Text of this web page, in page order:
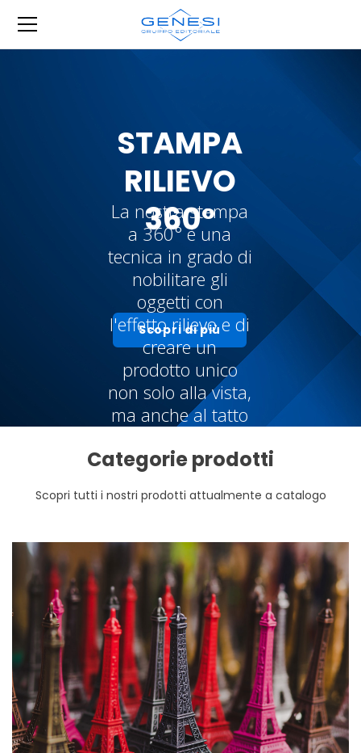
STAMPA
RILIEVO
360°
Scopri di più
La nostra stampa
a 360° è una
tecnica in grado di
nobilitare gli
oggetti con
l'effetto rilievo e di
creare un
prodotto unico
non solo alla vista,
ma anche al tatto
Categorie prodotti
Scopri tutti i nostri prodotti attualmente a catalogo